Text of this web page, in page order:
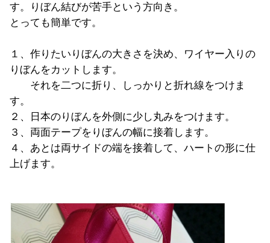
す。りぼん結びが苦手という方向き。
とっても簡単です。
１、作りたいりぼんの大きさを決め、ワイヤー入りの
りぼんをカットします。
それを二つに折り、しっかりと折れ線をつけま
す。
２、日本のりぼんを外側に少し丸みをつけます。
３、両面テープをりぼんの幅に接着します。
４、あとは両サイドの端を接着して、ハートの形に仕
上げます。